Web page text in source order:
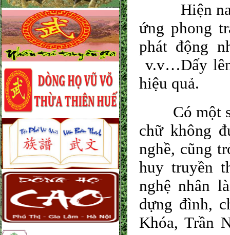
Hiện nay
ứng phong
phát động
v.v…Dấy
hiệu quả.
Có một số
chữ không
nghề, cũng
huy truyền
nghệ nhân
dựng đình,
Khóa, Trần